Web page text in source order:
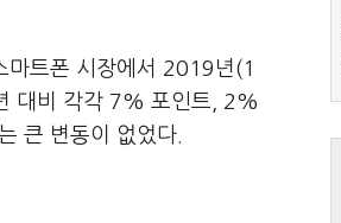
마트폰 시장에서 2019년(1
대비 각각 7% 포인트, 2%
큰 변동이 없었다.